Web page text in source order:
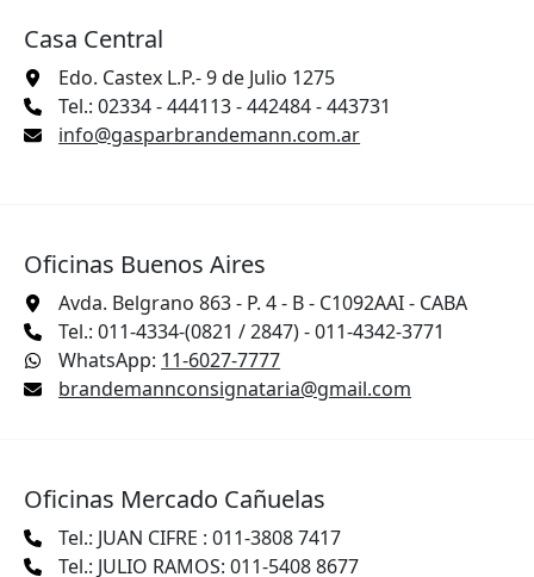
Casa Central
Edo. Castex L.P.- 9 de Julio 1275
Tel.: 02334 - 444113 - 442484 - 443731
info@gasparbrandemann.com.ar
Oficinas Buenos Aires
Avda. Belgrano 863 - P. 4 - B - C1092AAI - CABA
Tel.: 011-4334-(0821 / 2847) - 011-4342-3771
WhatsApp: 11-6027-7777
brandemannconsignataria@gmail.com
Oficinas Mercado Cañuelas
Tel.: JUAN CIFRE : 011-3808 7417
Tel.: JULIO RAMOS: 011-5408 8677